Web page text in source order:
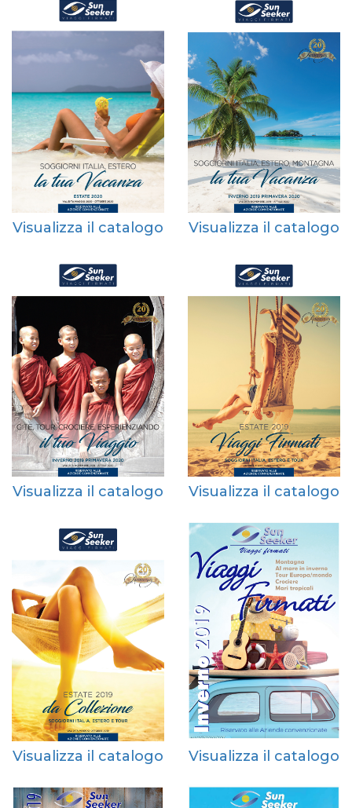
Visualizza il catalogo Visualizza il catalogo
Visualizza il catalogo Visualizza il catalogo
Visualizza il catalogo Visualizza il catalogo